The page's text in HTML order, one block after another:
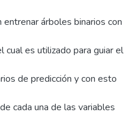
árboles binarios con
cual es utilizado para guiar el
de predicción y con esto
cada una de las variables